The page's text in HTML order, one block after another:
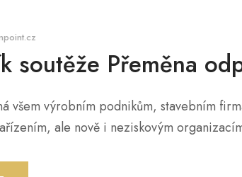
soutěže Přeměna
všem výrobním podnikům, stavebním
ale nově i neziskovým